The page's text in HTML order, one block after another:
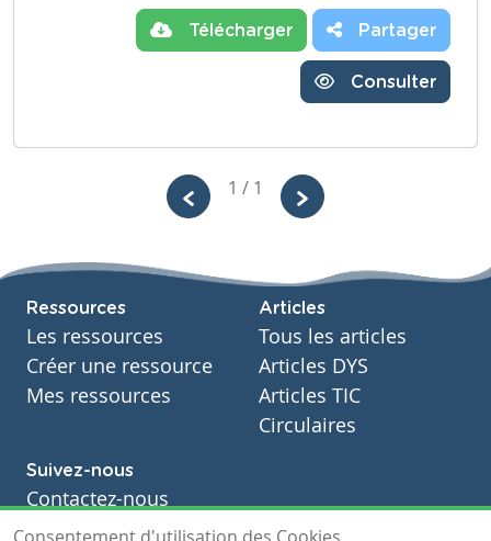
Télécharger Partager
Consulter
1 / 1
Ressources
Les ressources
Créer une ressource
Mes ressources
Articles
Tous les articles
Articles DYS
Articles TIC
Circulaires
Suivez-nous
Contactez-nous
Soutien scolaire